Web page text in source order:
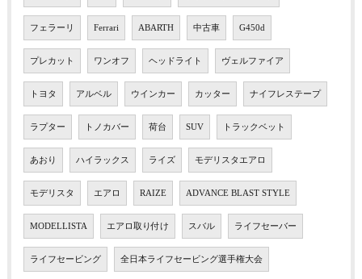
フェラーリ Ferrari ABARTH 中古車 G450d
プレカット ワンオフ ヘッドライト ヴェルファイア
トヨタ アルベル ウインカー カッター ナイフレステープ
ラプター トノカバー 荷台 SUV トラックベット
あおり ハイラックス ライズ モデリスタエアロ
モデリスタ エアロ RAIZE ADVANCE BLAST STYLE
MODELLISTA エアロ取り付け スバル ライフセーバー
ライフセービング 全日本ライフセービング選手権大会